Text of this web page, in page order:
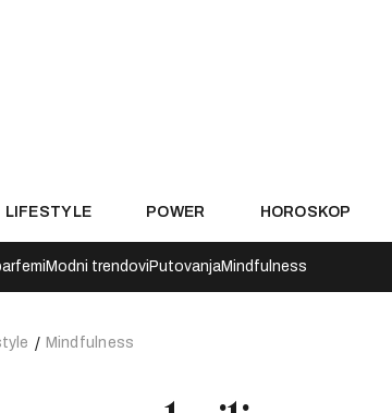
LIFESTYLE POWER HOROSKOP
Modni trendovi PutovanjaMindfulness
Mindfulness